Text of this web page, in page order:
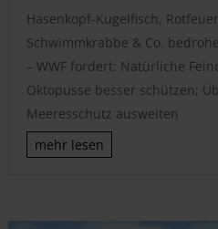
Hasenkopf-Kugelfisch,
Schwimmkrabbe & Co.
– WWF fordert: Natürliche
Oktopusse besser schützen;
Meeresschutz ausweiten
mehr lesen